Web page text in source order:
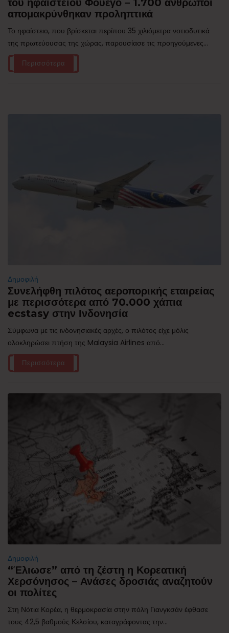
του ηφαιστείου Φουέγο – 1.700 άνθρωποι
απομακρύνθηκαν προληπτικά
Το ηφαίστειο, που βρίσκεται περίπου 35 χιλιόμετρα νοτιοδυτικά
της πρωτεύουσας της χώρας, παρουσίασε τις προηγούμενες...
Περισσότερα
Δημοφιλή
Συνελήφθη πιλότος αεροπορικής εταιρείας
με περισσότερα από 70.000 χάπια
ecstasy στην Ινδονησία
Σύμφωνα με τις ινδονησιακές αρχές, ο πιλότος είχε μόλις
ολοκληρώσει πτήση της Malaysia Airlines από...
Περισσότερα
Δημοφιλή
“Έλιωσε” από τη ζέστη η Κορεατική
Χερσόνησος – Ανάσες δροσιάς αναζητούν
οι πολίτες
Στη Νότια Κορέα, η θερμοκρασία στην πόλη Γιανγκσάν έφθασε
τους 42,5 βαθμούς Κελσίου, καταγράφοντας την...